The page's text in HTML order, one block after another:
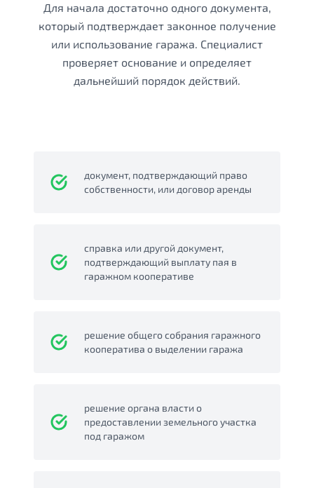
Для начала достаточно одного документа,
который подтверждает законное получение
или использование гаража. Специалист
проверяет основание и определяет
дальнейший порядок действий.
документ, подтверждающий право
собственности, или договор аренды
справка или другой документ,
подтверждающий выплату пая в
гаражном кооперативе
решение общего собрания гаражного
кооператива о выделении гаража
решение органа власти о
предоставлении земельного участка
под гаражом